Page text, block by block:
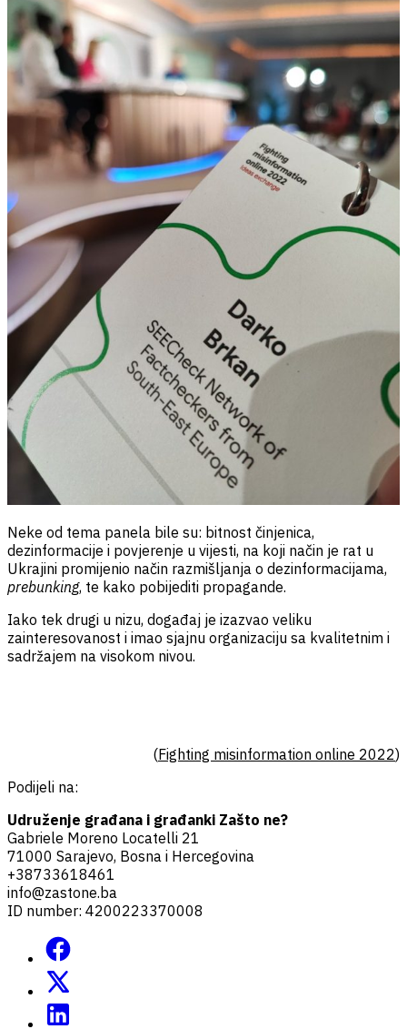
Neke od tema panela bile su: bitnost činjenica,
dezinformacije i povjerenje u vijesti, na koji način je rat u
Ukrajini promijenio način razmišljanja o dezinformacijama,
prebunking, te kako pobijediti propagande.
Iako tek drugi u nizu, događaj je izazvao veliku
zainteresovanost i imao sjajnu organizaciju sa kvalitetnim i
sadržajem na visokom nivou.
(Fighting misinformation online 2022)
Podijeli na:
Udruženje građana i građanki Zašto ne?
Gabriele Moreno Locatelli 21
71000 Sarajevo, Bosna i Hercegovina
+38733618461
info@zastone.ba
ID number: 4200223370008